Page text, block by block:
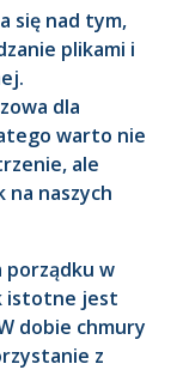
się nad tym,
plikami i
dla
warto nie
ale
naszych
porządku w
istotne jest
dobie chmury
z